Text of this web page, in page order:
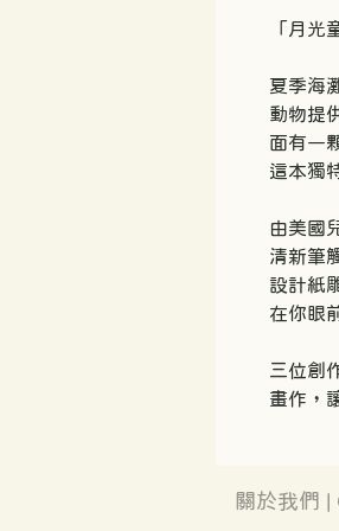
「月光
夏季海
動物提
面有一
這本獨
由美國
清新筆
設計紙
在你眼
三位創
畫作，
關於我們